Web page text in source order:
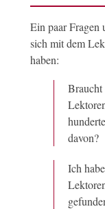
Ein paar Fragen
sich mit dem
haben:
davon?
Ich